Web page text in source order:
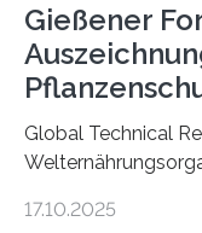
Gießener
Global Technical
17.10.2025